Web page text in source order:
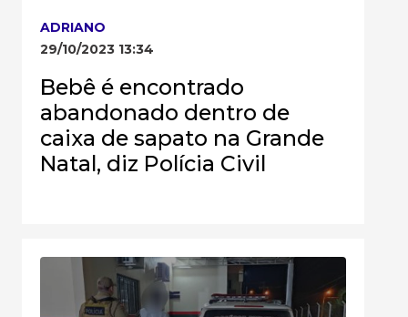
ADRIANO
29/10/2023 13:34
Bebê é encontrado
abandonado dentro de
caixa de sapato na Grande
Natal, diz Polícia Civil